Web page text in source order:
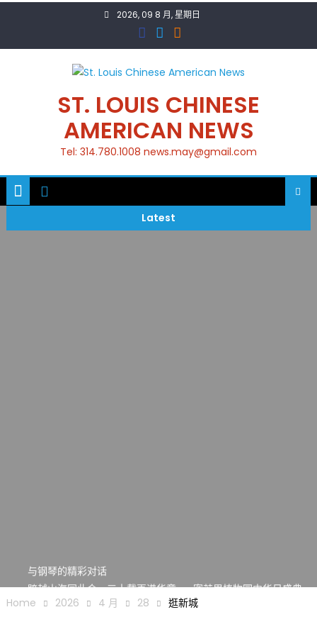
2026, 09 8 月, 星期日
ST. LOUIS CHINESE
AMERICAN NEWS
Tel: 314.780.1008 news.may@gmail.com
Latest
与钢琴的精彩对话
跨越山海同此会，三十载再谱华章——密苏里植物园中华日盛典
圆满举行
Home 2026 4 月 28 逛新城